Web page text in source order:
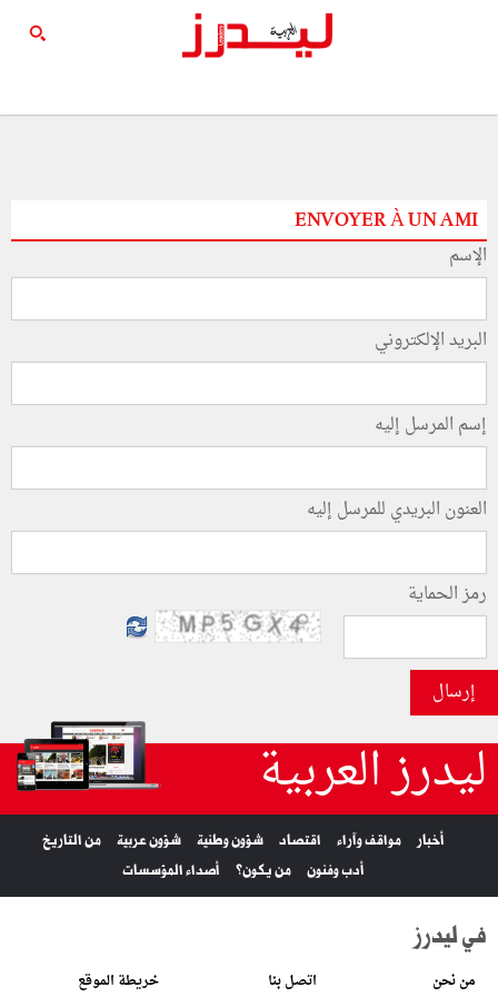
ENVOYER À UN AMI
الإسم
البريد الإلكتروني
إسم المرسل إليه
العنون البريدي للمرسل إليه
رمز الحماية
إرسال
ليدرز العربية
أخبار مواقف وآراء اقتصاد شؤون وطنية شؤون عربية
من التاريخ
أدب وفنون
من يكون؟ أصداء المؤسسات
في ليدرز
من نحن اتصل بنا خريطة الموقع